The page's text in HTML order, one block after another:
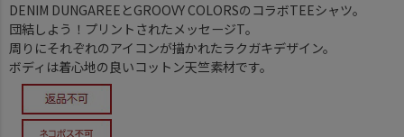
DENIM DUNGAREEとGROOVY COLORSのコラボTEEシャツ。
団結しよう！プリントされたメッセージT。
周りにそれぞれのアイコンが描かれたラクガキデザイン。
ボディは着心地の良いコットン天竺素材です。